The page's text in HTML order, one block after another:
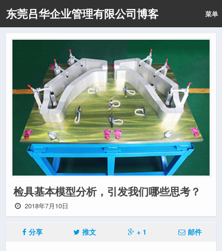
东莞吕华企业管理有限公司博客 菜单
检具基本模型分析，引发我们哪些思考？
2018年7月10日
分享 推文 + 1 邮件